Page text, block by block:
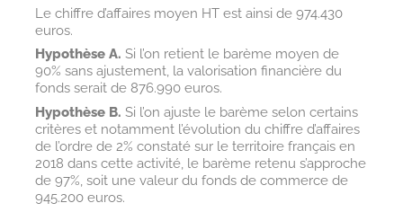
Le chiffre d’affaires moyen HT est ainsi de 974.430
euros.
Hypothèse A. Si l’on retient le barème moyen de
90% sans ajustement, la valorisation financière du
fonds serait de 876.990 euros.
Hypothèse B. Si l’on ajuste le barème selon certains
critères et notamment l’évolution du chiffre d’affaires
de l’ordre de 2% constaté sur le territoire français en
2018 dans cette activité, le barème retenu s’approche
de 97%, soit une valeur du fonds de commerce de
945.200 euros.